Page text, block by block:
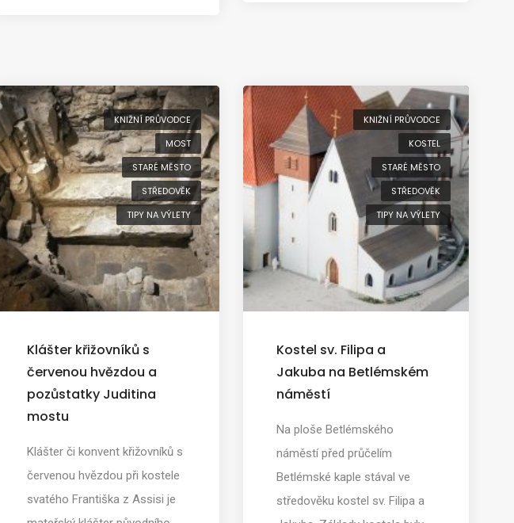
KNIŽNÍ PRŮVODCE
MOST
STARÉ MĚSTO
STŘEDOVĚK
TIPY NA VÝLETY
Klášter křižovníků s
červenou hvězdou a
pozůstatky Juditina
mostu
Klášter či konvent křižovníků s
červenou hvězdou při kostele
svatého Františka z Assisi je
KNIŽNÍ PRŮVODCE
KOSTEL
STARÉ MĚSTO
STŘEDOVĚK
TIPY NA VÝLETY
Kostel sv. Filipa a
Jakuba na Betlémském
náměstí
Na ploše Betlémského
náměstí před průčelím
Betlémské kaple stával ve
středověku kostel sv. Filipa a